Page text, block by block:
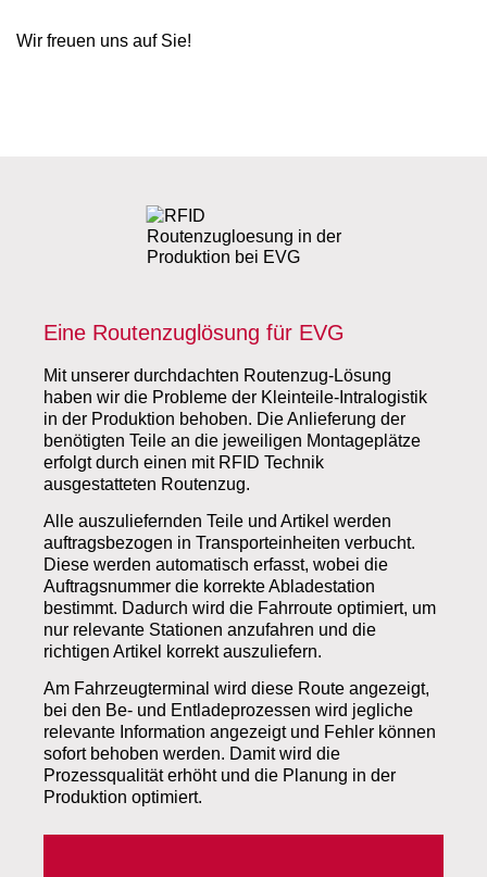
Wir freuen uns auf Sie!
Eine Routenzuglösung für EVG
Mit unserer durchdachten Routenzug-Lösung
haben wir die Probleme der Kleinteile-Intralogistik
in der Produktion behoben. Die Anlieferung der
benötigten Teile an die jeweiligen Montageplätze
erfolgt durch einen mit RFID Technik
ausgestatteten Routenzug.
Alle auszuliefernden Teile und Artikel werden
auftragsbezogen in Transporteinheiten verbucht.
Diese werden automatisch erfasst, wobei die
Auftragsnummer die korrekte Abladestation
bestimmt. Dadurch wird die Fahrroute optimiert, um
nur relevante Stationen anzufahren und die
richtigen Artikel korrekt auszuliefern.
Am Fahrzeugterminal wird diese Route angezeigt,
bei den Be- und Entladeprozessen wird jegliche
relevante Information angezeigt und Fehler können
sofort behoben werden. Damit wird die
Prozessqualität erhöht und die Planung in der
Produktion optimiert.